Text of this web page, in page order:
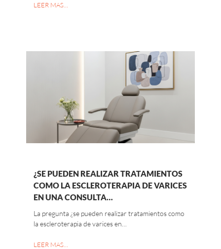
LEER MAS…
¿SE PUEDEN REALIZAR TRATAMIENTOS
COMO LA ESCLEROTERAPIA DE VARICES
EN UNA CONSULTA…
La pregunta ¿se pueden realizar tratamientos como
la escleroterapia de varices en…
LEER MAS…